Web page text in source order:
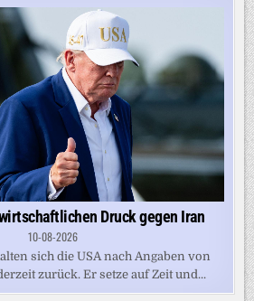
Druck gegen Iran
10-08-2026
sich die USA nach Angaben von
zurück. Er setze auf Zeit und...